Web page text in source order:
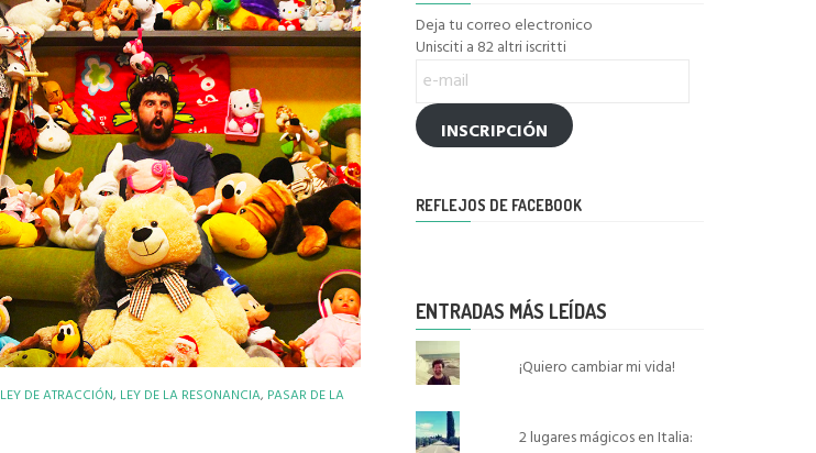
LEY DE ATRACCIÓN, LEY DE LA RESONANCIA, PASAR DE LA
Deja tu correo electronico
Unisciti a 82 altri iscritti
mail
INSCRIPCIÓN
REFLEJOS DE FACEBOOK
ENTRADAS MÁS LEÍDAS
¡Quiero cambiar mi vida!
2 lugares mágicos en Italia: